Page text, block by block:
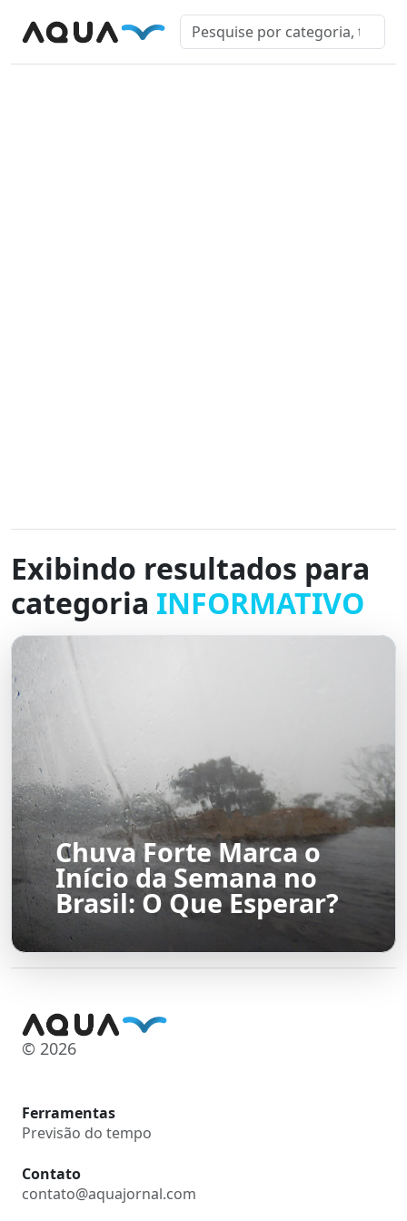
Exibindo resultados para
categoria INFORMATIVO
Chuva Forte Marca o
Início da Semana no
Brasil: O Que Esperar?
© 2026
Ferramentas
Previsão do tempo
Contato
contato@aquajornal.com